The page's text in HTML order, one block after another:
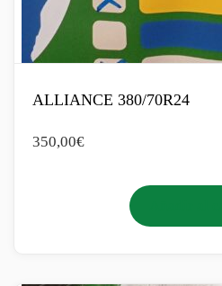
ALLIANCE 380/70R24
350,00€